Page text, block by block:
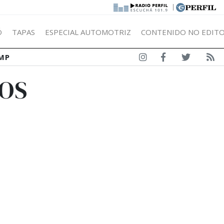
|
TAPAS ESPECIAL AUTOMOTRIZ CONTENIDO NO